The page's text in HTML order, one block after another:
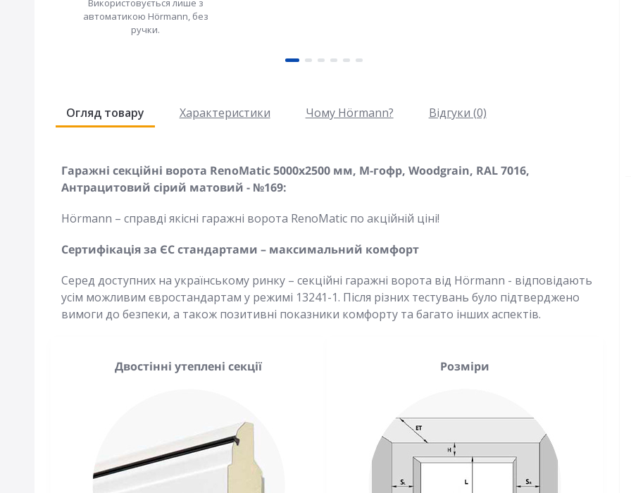
Використовується лише з
автоматикою Hörmann, без
ручки.
Огляд товару Характеристики Чому Hörmann? Відгуки (0)
Гаражні секційні ворота RenoMatic 5000x2500 мм, М-гофр, Woodgrain, RAL 7016,
Антрацитовий сірий матовий - №169:
Hörmann – справді якісні гаражні ворота RenoMatic по акційній ціні!
Сертифікація за ЄС стандартами – максимальний комфорт
Серед доступних на українському ринку – секційні гаражні ворота від Hörmann - відповідають
усім можливим євростандартам у режимі 13241-1. Після різних тестувань було підтверджено
вимоги до безпеки, а також позитивні показники комфорту та багато інших аспектів.
Двостінні утеплені секції Розміри